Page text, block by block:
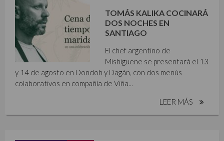
TOMÁS KALIKA COCINARÁ
DOS NOCHES EN
SANTIAGO
El chef argentino de
Mishiguene se presentará el 13
y 14 de agosto en Dondoh y Dagán, con dos menús
colaborativos en compañía de Viña...
LEER MÁS